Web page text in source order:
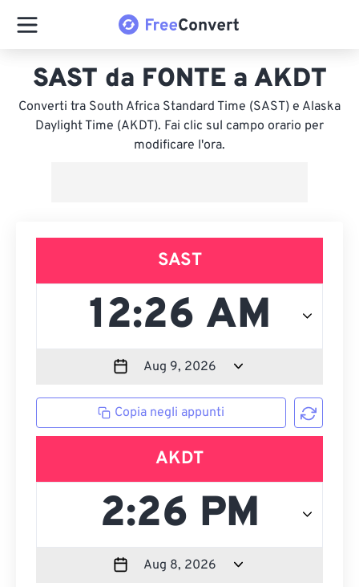
SAST da FONTE a AKDT
Converti tra South Africa Standard Time (SAST) e Alaska
Daylight Time (AKDT). Fai clic sul campo orario per
modificare l'ora.
SAST
Copia negli appunti
AKDT